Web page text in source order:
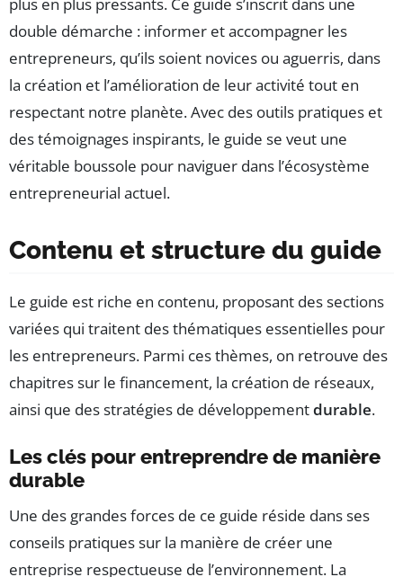
plus en plus pressants. Ce guide s’inscrit dans une
double démarche : informer et accompagner les
entrepreneurs, qu’ils soient novices ou aguerris, dans
la création et l’amélioration de leur activité tout en
respectant notre planète. Avec des outils pratiques et
des témoignages inspirants, le guide se veut une
véritable boussole pour naviguer dans l’écosystème
entrepreneurial actuel.
Contenu et structure du guide
Le guide est riche en contenu, proposant des sections
variées qui traitent des thématiques essentielles pour
les entrepreneurs. Parmi ces thèmes, on retrouve des
chapitres sur le financement, la création de réseaux,
ainsi que des stratégies de développementdurable.
Les clés pour entreprendre de manière
durable
Une des grandes forces de ce guide réside dans ses
conseils pratiques sur la manière de créer une
entreprise respectueuse de l’environnement. La